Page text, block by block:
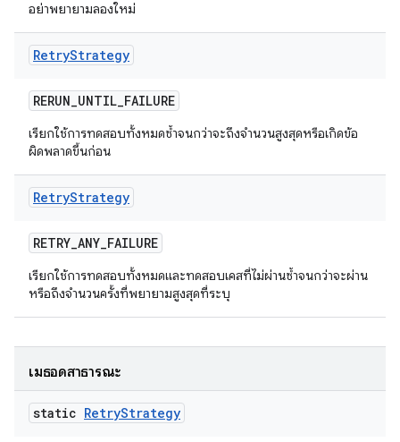
อย่าพยายามลองใหม่
RetryStrategy
RERUN_UNTIL_FAILURE
เรียกใช้การทดสอบทั้งหมดซ้ำจนกว่าจะถึงจํานวนสูงสุดหรือเกิดข้อ
ผิดพลาดขึ้นก่อน
RetryStrategy
RETRY_ANY_FAILURE
เรียกใช้การทดสอบทั้งหมดและทดสอบเคสที่ไม่ผ่านซ้ำจนกว่าจะผ่าน
หรือถึงจำนวนครั้งที่พยายามสูงสุดที่ระบุ
เมธอดสาธารณะ
static RetryStrategy